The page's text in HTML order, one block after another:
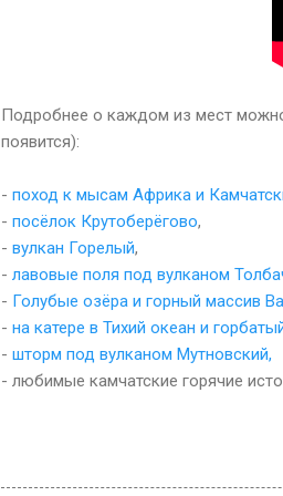
Подробнее о каждом из мест
появится):
- поход к мысам Африка и
- посёлок Крутоберёгово,
- вулкан Горелый,
- лавовые поля под вулканом
- Голубые озёра и горный массив
- на катере в Тихий океан и
- шторм под вулканом Мутновский,
- любимые камчатские горячие